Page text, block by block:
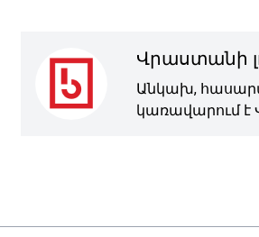
Վրաստանի
Անկախ,
կառավարում է